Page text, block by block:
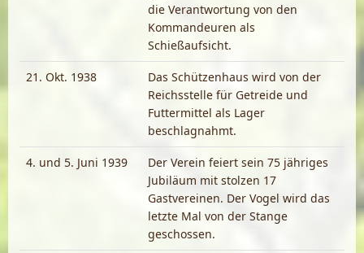
die Verantwortung von den
Kommandeuren als
Schießaufsicht.
21. Okt. 1938
Das Schützenhaus wird von der
Reichsstelle für Getreide und
Futtermittel als Lager
beschlagnahmt.
4. und 5. Juni 1939
Der Verein feiert sein 75 jähriges
Jubiläum mit stolzen 17
Gastvereinen. Der Vogel wird das
letzte Mal von der Stange
geschossen.